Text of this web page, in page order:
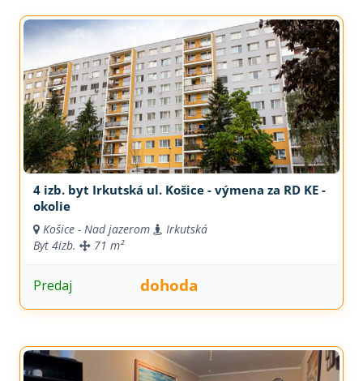
4 izb. byt Irkutská ul. Košice - výmena za RD KE -
okolie
Košice - Nad jazerom
Irkutská
Byt 4izb. 71 m²
Predaj dohoda